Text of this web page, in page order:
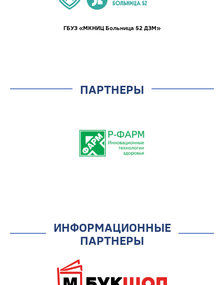
ГБУЗ «МКНИЦ Больница 52 ДЗМ»
ПАРТНЕРЫ
ИНФОРМАЦИОННЫЕ
ПАРТНЕРЫ